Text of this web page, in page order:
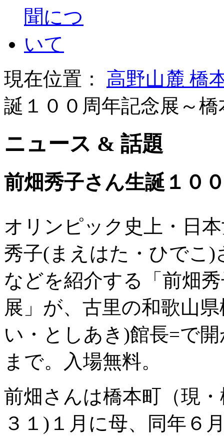
現在位置： 高野山麓 橋
誕１００周年記念展～
ニュース & 話題
前畑秀子さん生誕１０
オリンピック史上・日
秀子(まえはた・ひでこ)
などを紹介する「前畑
展」が、古里の和歌山
い・としあき)館長=で
まで。入場無料。
前畑さんは橋本町（現
３１)１月に母、同年６